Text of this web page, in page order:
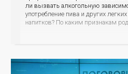
ли вызвать алкогольную
употребление пива и других
напитков? По каким признакам
обратиться